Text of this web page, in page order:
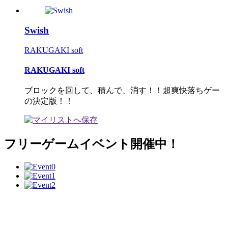
Swish
RAKUGAKI soft
RAKUGAKI soft
ブロックを回して、積んで、消す！！超爽快落ちゲー
の決定版！！
フリーゲームイベント開催中！